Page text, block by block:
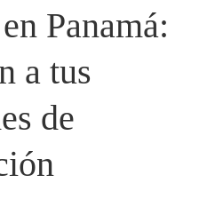
Panamá:
a tus
de